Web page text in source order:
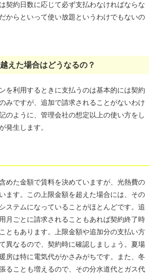
契約日数に応じて必ず支払わなければならな
からといって使い放題というわけでもないの
えた場合はどうなるの？
を利用するときに支払うのは基本的には契約
みですが、追加で請求されることがないわけ
のように、管理会社の想定以上の使い方をし
発生します。
めた金額で賃料を決めていますが、光熱費の
ます。この上限金額を超えた場合には、その
ステムになっていることがほとんどです。追
月ごとに請求されることもあれば契約終了時
ともあります。上限金額や追加分の支払い方
異なるので、契約時に確認しましょう。夏場
房は特に電気代がかさみがちです。また、冬
ることも増えるので、その分水道代とガス代